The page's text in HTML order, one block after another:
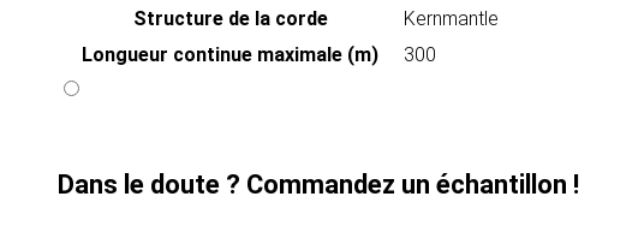
Structure de la corde
Kernmantle
Longueur continue maximale (m)
300
Dans le doute ? Commandez un échantillon !